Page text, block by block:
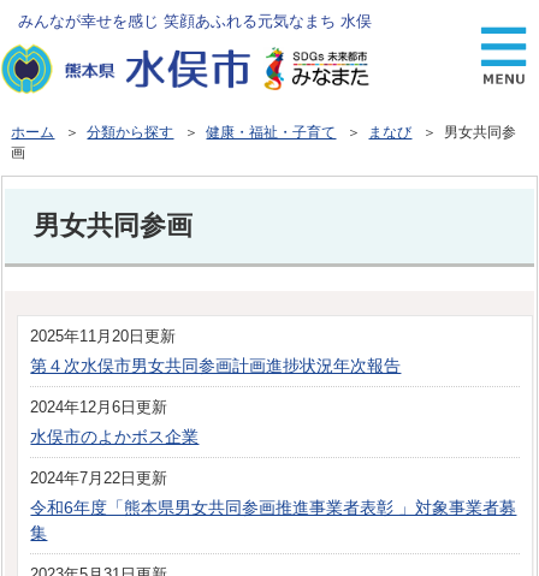
みんなが幸せを感じ 笑顔あふれる元気なまち 水俣
ホーム ＞分類から探す ＞健康・福祉・子育て ＞ まなび ＞ 男女共同参
画
男女共同参画
2025年11月20日更新
第４次水俣市男女共同参画計画進捗状況年次報告
2024年12月6日更新
水俣市のよかボス企業
2024年7月22日更新
令和6年度「熊本県男女共同参画推進事業者表彰 」対象事業者募
集